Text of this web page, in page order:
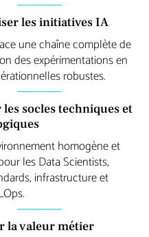
les initiatives IA
une chaîne complète de
des expérimentations en
robustes.
socles techniques et
homogène et
les Data Scientists,
infrastructure et
la valeur métier